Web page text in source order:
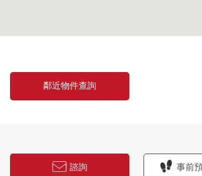
鄰近物件查詢
諮詢 事前